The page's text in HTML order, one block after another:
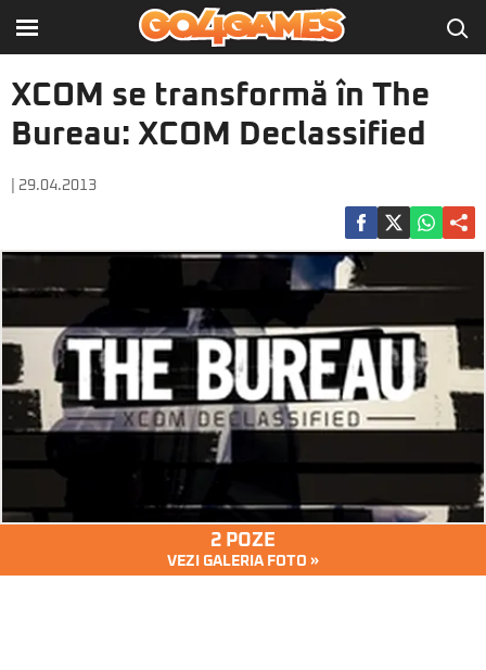
XCOM se transformă în The
Bureau: XCOM Declassified
| 29.04.2013
2 POZE
VEZI GALERIA FOTO »